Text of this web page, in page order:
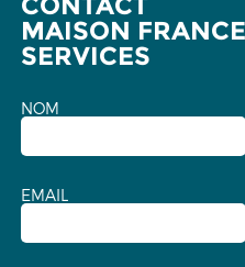
MAISON FRANCE
SERVICES
NOM
EMAIL